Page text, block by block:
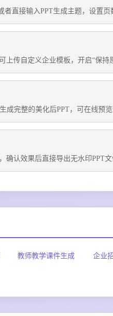
直接输入PPT生成主题，设置页
传自定义企业模板，开启“保持
完整的美化后PPT，可在线预览
认效果后直接导出无水印PPT文
教师教学课件生成 企业